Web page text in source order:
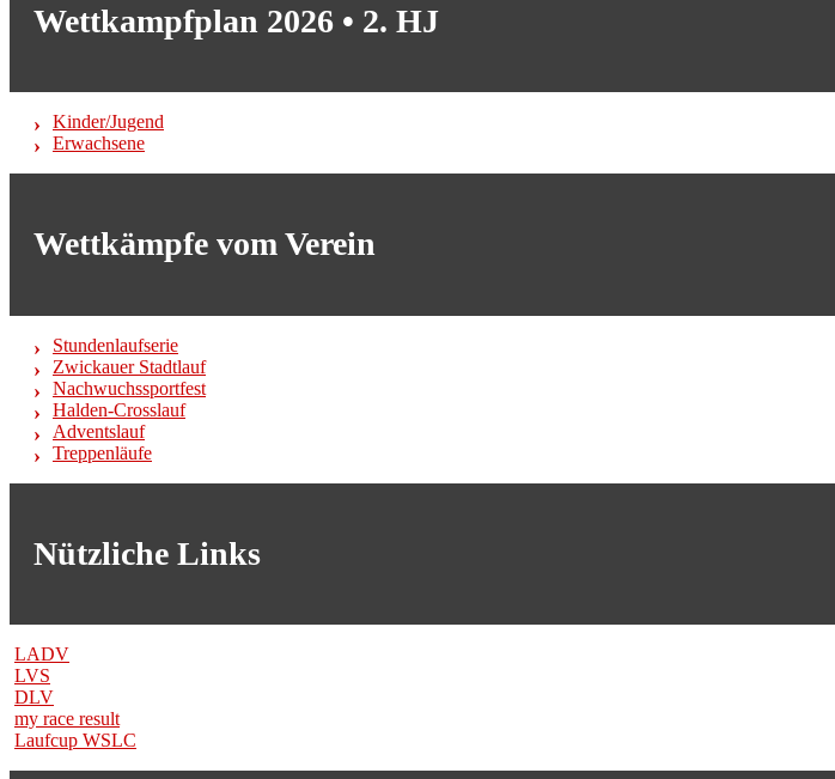
Wettkampfplan 2026 • 2. HJ
Kinder/Jugend
Erwachsene
Wettkämpfe vom Verein
Stundenlaufserie
Zwickauer Stadtlauf
Nachwuchssportfest
Halden-Crosslauf
Adventslauf
Treppenläufe
Nützliche Links
LADV
LVS
DLV
my race result
Laufcup WSLC